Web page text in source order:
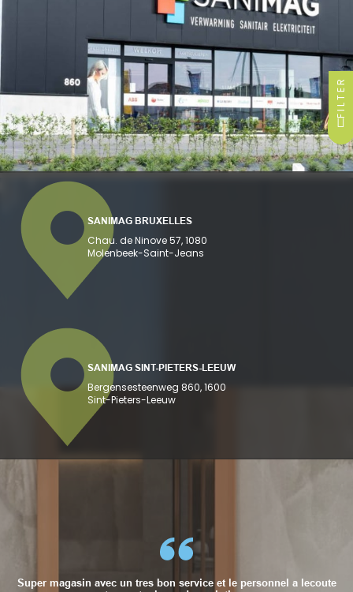
SANIMAG BRUXELLES
Chau. de Ninove 57, 1080
Molenbeek-Saint-Jeans
SANIMAG SINT-PIETERS-LEEUW
Bergensesteenweg 860, 1600
Sint-Pieters-Leeuw
Super magasin avec un tres bon service et le personnel a lecoute
FILTER